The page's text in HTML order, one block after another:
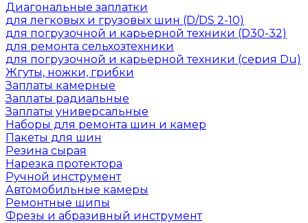
Диагональные заплатки
для легковых и грузовых шин (D/DS 2-10)
для погрузочной и карьерной техники (D30-32)
для ремонта сельхозтехники
для погрузочной и карьерной техники (серия Du)
Жгуты, ножки, грибки
Заплаты камерные
Заплаты радиальные
Заплаты универсальные
Наборы для ремонта шин и камер
Пакеты для шин
Резина сырая
Нарезка протектора
Ручной инструмент
Автомобильные камеры
Ремонтные шипы
Фрезы и абразивный инструмент